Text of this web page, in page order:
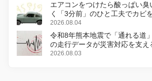
エアコンをつけたら酸っぱい
く「3分前」のひと工夫でカビ
2026.08.04
令和8年熊本地震で「通れる道
の走行データが災害対応を支え
2026.08.03